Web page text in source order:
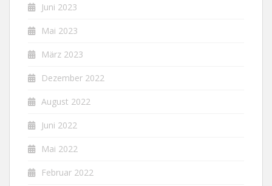
Juni 2023
Mai 2023
März 2023
Dezember 2022
August 2022
Juni 2022
Mai 2022
Februar 2022